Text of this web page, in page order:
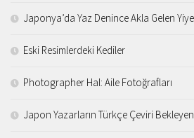
Japonya’da Yaz Denince Akla Gelen
Eski Resimlerdeki Kediler
Photographer Hal: Aile Fotoğrafları
Japon Yazarların Türkçe Çeviri